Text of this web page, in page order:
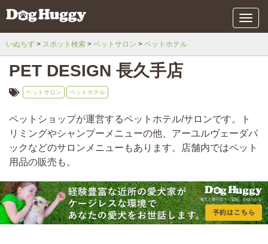
メ
ニ
いぬちず スポット検索 ペットサロン ペットホテル
PET DESIGN 長久手店
ペットサロン ペットホテル
ペットショップが運営するペットホテル/サロンです。ト
リミングやシャンプーメニューの他、アーユルヴェーダパ
ックなどのサロンメニューもあります。店舗内ではペット
用品の販売も。